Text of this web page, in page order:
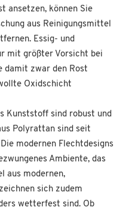
ansetzen, können Sie
aus Reinigungsmittel
Essig- und
mit größter Vorsicht bei
damit zwar den Rost
Oxidschicht
Kunststoff sind robust und
Polyrattan sind seit
modernen Flechtdesigns
Ambiente, das
aus modernen,
sich zudem
wetterfest sind. Ob